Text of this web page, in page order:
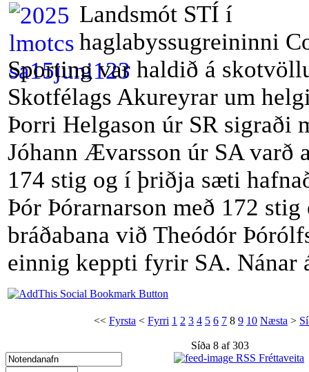
Landsmót STÍ í
haglabyssugreininni
Sporting var haldið á
Skotfélags Akureyrar um
Þorri Helgason úr SR sigraði
Jóhann Ævarsson úr SA varð
174 stig og í þriðja sæti
Þór Þórarnarson með 172
bráðabana við Theódór
einnig keppti fyrir SA. Nánar
<< Fyrsta < Fyrri 1 2 3 4 5 6 7 8 9 10 Næsta >
Síða 8 af 303
RSS Fréttaveita